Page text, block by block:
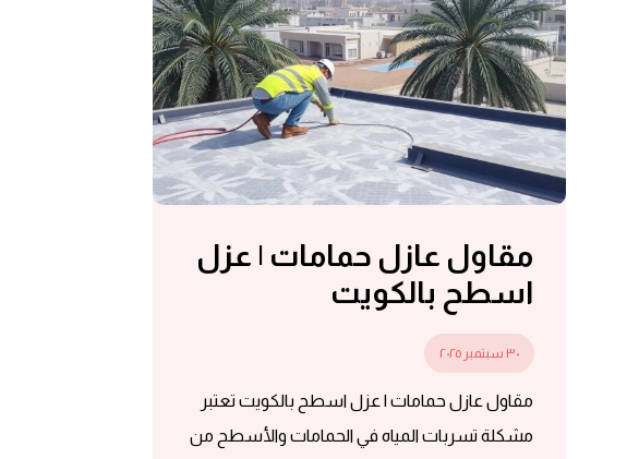
مقاول عازل حمامات | عزل
اسطح بالكويت
٣٠ سبتمبر ٢٠٢٥
مقاول عازل حمامات | عزل اسطح بالكويت تعتبر
مشكلة تسربات المياه في الحمامات والأسطح من